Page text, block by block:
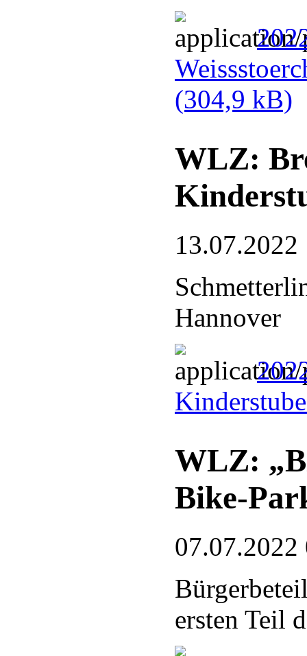
(304,9 kB)
WLZ:
13.07.2022
Hannover
WLZ:
Bike-
07.07.2022
ersten Teil